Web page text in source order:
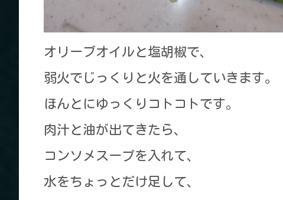
オリーブオイルと塩胡椒で、
弱火でじっくりと火を通していきます。
ほんとにゆっくりコトコトです。
肉汁と油が出てきたら、
コンソメスープを入れて、
水をちょっとだけ足して、